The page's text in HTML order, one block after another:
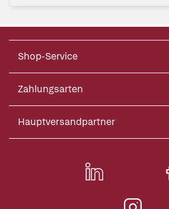
Shop-Service
Zahlungsarten
Hauptversandpartner